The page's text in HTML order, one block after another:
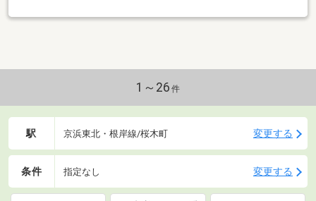
1～26 件
駅 京浜東北・根岸線/桜木町 変更する
条件 指定なし 変更する